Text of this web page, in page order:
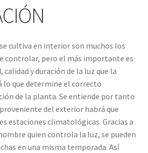
cultiva en interior son muchos los
controlar, pero el más importante es
calidad y duración de la luz que la
lo que determine el correcto
de la planta. Se entiende por tanto
del exterior habrá que
estaciones climatológicas. Gracias a
quien controla la luz, se pueden
en una misma temporada. Así